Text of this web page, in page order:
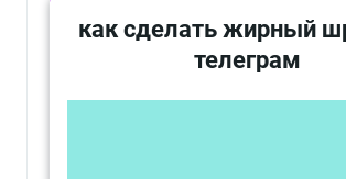
как сделать жирный
телеграм